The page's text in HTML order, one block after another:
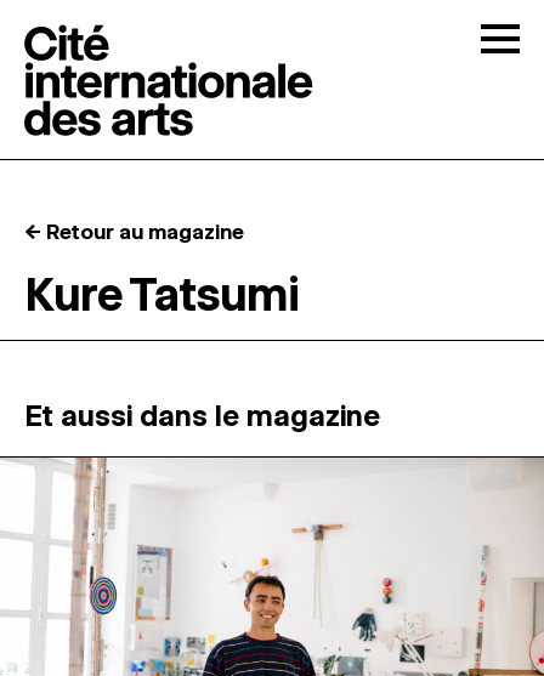
RÉSIDENCES ↓
ATELIERS OUVERTS
PROGRAMMATION
MAGAZINE
ESPACES DE PRATIQUE ARTISTIQUE ↓
← Retour au magazine
Kure Tatsumi
Et aussi dans le magazine